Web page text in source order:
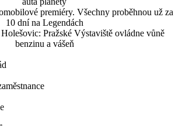
premiéry. Všechny proběhnou už za
10 dní na Legendách
Pražské Výstaviště ovládne vůně
benzinu a vášeň